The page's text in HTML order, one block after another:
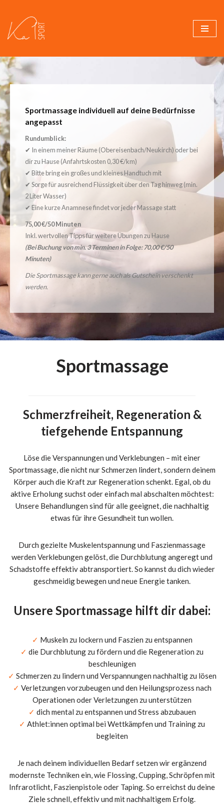
Zum
Inhalt
Sportmassage individuell auf deine Bedürfnisse
angepasst
Rundumblick:
✔ In einem meiner Räume (Obereisenbach/Neukirch) oder bei
dir zu Hause (Anfahrtskosten 0,30 €/km)
✔ Bitte bring ein großes und kleines Handtuch mit
✔ Sorge für ausreichend Flüssigkeit über den Tag hinweg (min.
2 Liter Wasser)
✔ Eine kurze Anamnese findet vor jeder Massage statt
75,00 €/50 Minuten
Inkl. wertvollen Tipps für weitere Übungen zu Hause
(Bei Buchung von min. 3 Terminen in Folge: 70,00 €/50
Minuten)
Die Sportmassage kann gerne auch als Gutschein verschenkt
werden.
Sportmassage
Schmerzfreiheit, Regeneration &
tiefgehende Entspannung
Löse die Verspannungen und Verklebungen – mit einer
Sportmassage, die nicht nur Schmerzen lindert, sondern deinem
Körper auch die Kraft zur Regeneration schenkt. Egal, ob du
aktive Erholung suchst oder einfach mal abschalten möchtest:
Unsere Behandlungen sind für alle geeignet, die nachhaltig
etwas für ihre Gesundheit tun wollen.
Durch gezielte Muskelentspannung und Faszienmassage
werden Verklebungen gelöst, die Durchblutung angeregt und
Schadstoffe effektiv abtransportiert. So kannst du dich wieder
geschmeidig bewegen und neue Energie tanken.
Unsere Sportmassage hilft dir dabei:
✓ Muskeln zu lockern und Faszien zu entspannen
✓ die Durchblutung zu fördern und die Regeneration zu
beschleunigen
✓ Schmerzen zu lindern und Verspannungen nachhaltig zu lösen
✓ Verletzungen vorzubeugen und den Heilungsprozess nach
Operationen oder Verletzungen zu unterstützen
✓ dich mental zu entspannen und Stress abzubauen
✓ Athlet:innen optimal bei Wettkämpfen und Training zu
begleiten
Je nach deinem individuellen Bedarf setzen wir ergänzend
modernste Techniken ein, wie Flossing, Cupping, Schröpfen mit
Infrarotlicht, Faszienpistole oder Taping. So erreichst du deine
Ziele schnell, effektiv und mit nachhaltigem Erfolg.